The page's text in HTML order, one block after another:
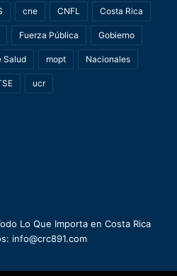
cne CNFL Costa Rica
Fuerza Pública Gobierno
Salud mopt Nacionales
ucr
Lo Que Importa en Costa Rica
info@crc891.com